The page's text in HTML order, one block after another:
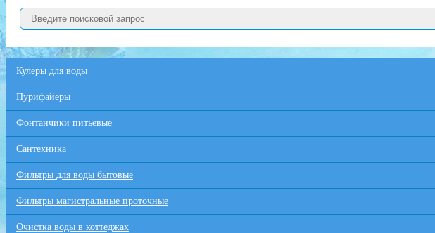
Кулеры для воды
Пурифайеры
Фонтанчики питьевые
Сантехника
Фильтры для воды бытовые
Фильтры магистральные проточные
Очистка воды в коттеджах